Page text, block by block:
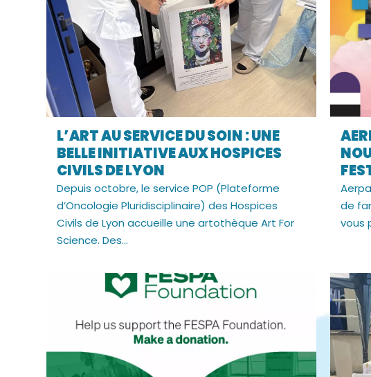
L’ART AU SERVICE DU SOIN : UNE
BELLE INITIATIVE AUX HOSPICES
CIVILS DE LYON
Depuis octobre, le service POP (Plateforme
d’Oncologie Pluridisciplinaire) des Hospices
Civils de Lyon accueille une artothèque Art For
Science. Des...
de
vous